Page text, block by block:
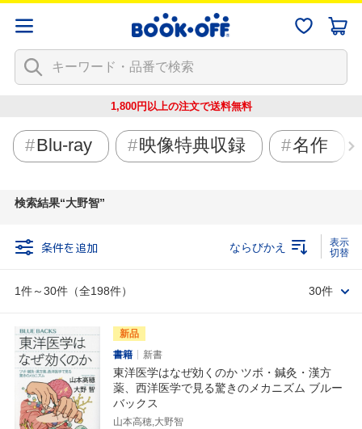
1,800円以上の注文で送料無料
Blu-ray 映像特典収録 名作
検索結果 大野智
条件を追加
1件～30件（全198件）
ならびかえ
30件
新品
書籍
新書
東洋医学はなぜ効くのか ツボ・鍼灸・漢方
薬、西洋医学で見る驚きのメカニズム ブルー
バックス
山本高穂,大野智